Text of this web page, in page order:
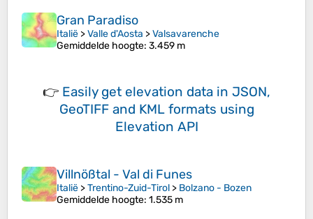
Gran Paradiso
Italië >Valle d'Aosta >Valsavarenche
Gemiddelde hoogte: 3.459 m
👉 Easily get elevation data in JSON,
GeoTIFF and KML formats using
Elevation API
Villnößtal - Val di Funes
Italië >Trentino-Zuid-Tirol > Bolzano - Bozen
Gemiddelde hoogte: 1.535 m